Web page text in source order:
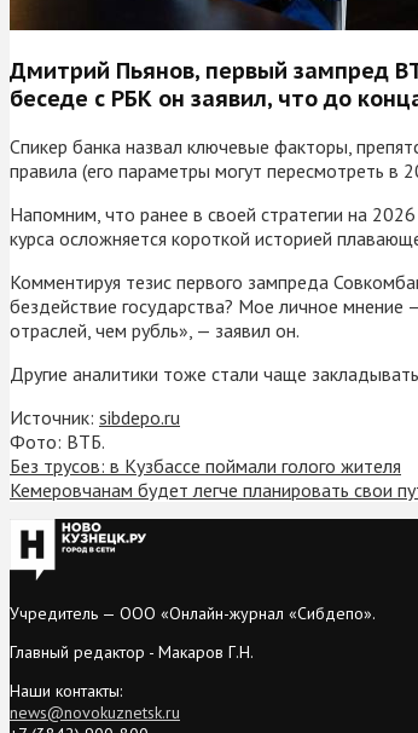
Дмитрий Пьянов, первый зампред
беседе с РБК он заявил, что до
Спикер банка назвал ключевые факторы,
правила (его параметры могут пересмотреть в
Напомним, что ранее в своей стратегии на
курса осложняется короткой историей
Комментируя тезис первого зампреда
бездействие государства? Мое личное мнение
отраслей, чем рубль», — заявил он.
Другие аналитики тоже стали чаще
Источник: sibdepo.ru
Фото: ВТБ.
Без трусов: в Кузбассе поймали голого жителя
Кемеровчанам будет легче планировать свои
Учредитель — ООО «Онлайн-журнал «Сибдепо».
Главный редактор - Макаров Г.Н.
Наши контакты:
news@novokuznetsk.ru